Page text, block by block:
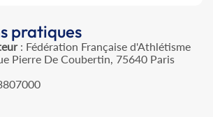
pratiques
: Fédération Française d'Athlétisme
Pierre De Coubertin, 75640 Paris